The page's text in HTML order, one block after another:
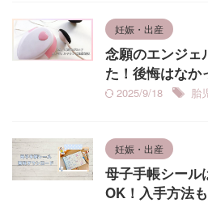
妊娠・出産
念願のエンジェ
た！後悔はなか
2025/9/18 胎
妊娠・出産
母子手帳シール
OK！入手方法